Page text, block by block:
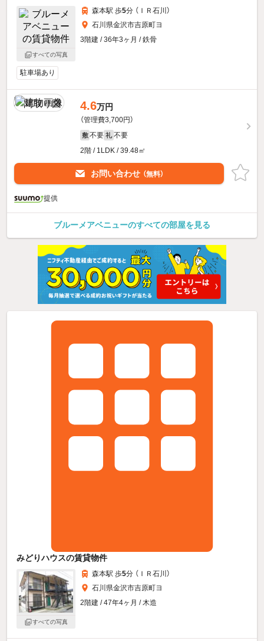
すべての写真
森本駅 歩5分 （ＩＲ石川）
石川県金沢市吉原町ヨ
3階建 / 36年3ヶ月 / 鉄骨
駐車場あり
4.6万円
（管理費3,700円）
敷 不要 礼 不要
2階 / 1LDK / 39.48㎡
お問い合わせ （無料）
提供
ブルーメアベニューのすべての部屋を見る
みどりハウスの賃貸物件
すべての写真
森本駅 歩5分 （ＩＲ石川）
石川県金沢市吉原町ヨ
2階建 / 47年4ヶ月 / 木造